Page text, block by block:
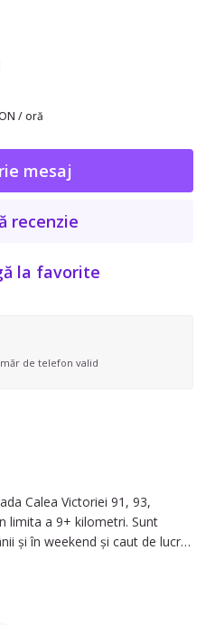
/ oră
mesaj
recenzie
la favorite
de telefon valid
Calea Victoriei 91, 93,
limita a 9+ kilometri. Sunt
și în weekend și caut de lucru
ocazional.
plantelor, schimbatul
curățarea frigiderului și